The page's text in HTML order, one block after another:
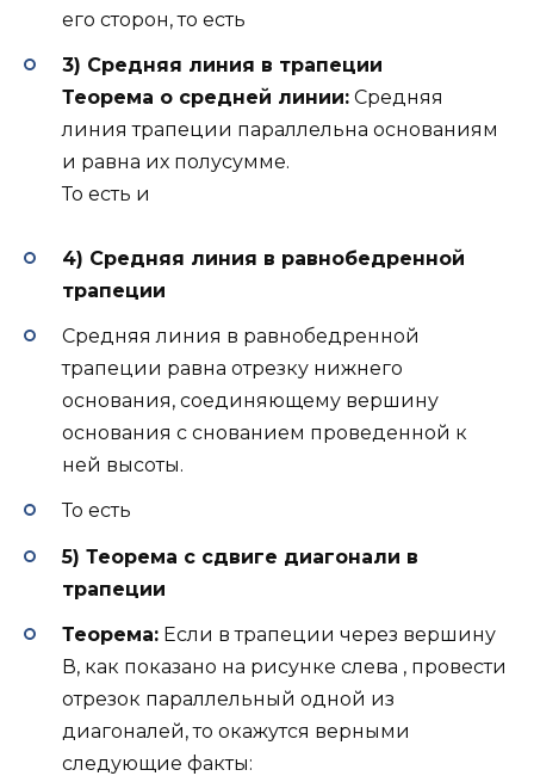
его сторон, то есть
3) Cредняя линия в трапеции
Теорема о средней линии: Средняя
линия трапеции параллельна основаниям
и равна их полусумме.
То есть и
4) Средняя линия в равнобедренной
трапеции
Средняя линия в равнобедренной
трапеции равна отрезку нижнего
основания, соединяющему вершину
основания с снованием проведенной к
ней высоты.
То есть
5) Теорема с сдвиге диагонали в
трапеции
Теорема: Если в трапеции через вершину
В, как показано на рисунке слева , провести
отрезок параллельный одной из
диагоналей, то окажутся верными
следующие факты: